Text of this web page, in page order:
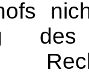
des